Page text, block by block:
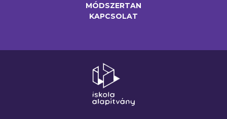
MÓDSZERTAN
KAPCSOLAT